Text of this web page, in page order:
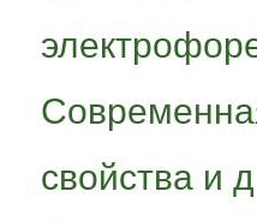
свойства и